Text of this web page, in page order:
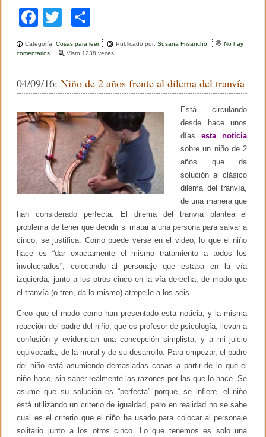
c
F
a
c
b
o
o
k
tt
m
ar
tir
Categoría:Cosas para leer Publicado por:Susana Frisancho
No hay
comentarios
i
D
e
s
a
r
r
o
l
l
p
c
o
c
t
l
n
i
s
m
e
i
Visto:1238 veces
04/09/16:Niño de 2 años frente al dilema del tranvía
Está circulando
desde hace unos
díasesta noticia
sobre un niño de 2
años que da
solución al clásico
dilema del tranvía,
de una manera que
han considerado perfecta. El dilema del tranvía plantea el
problema de tener que decidir si matar a una persona para salvar a
cinco, se justifica. Como puede verse en el video, lo que el niño
hace es “dar exactamente el mismo tratamiento a todos los
involucrados”, colocando al personaje que estaba en la vía
izquierda, junto a los otros cinco en la vía derecha, de modo que
el tranvía (o tren, da lo mismo) atropelle a los seis.
Creo que el modo como han presentado esta noticia, y la misma
reacción del padre del niño, que es profesor de psicología, llevan a
confusión y evidencian una concepción simplista, y a mi juicio
equivocada, de la moral y de su desarrollo. Para empezar, el padre
del niño está asumiendo demasiadas cosas a partir de lo que el
niño hace, sin saber realmente las razones por las que lo hace. Se
asume que su solución es “perfecta” porque, se infiere, el niño
está utilizando un criterio de igualdad, pero en realidad no se sabe
cual es el criterio que el niño ha usado para colocar al personaje
solitario junto a los otros cinco. Lo que tenemos es solo una